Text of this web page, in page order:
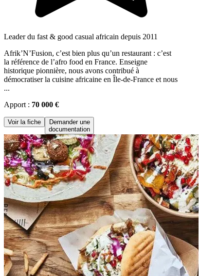
Leader du fast & good casual africain depuis 2011
Afrik’N’Fusion, c’est bien plus qu’un restaurant : c’est
la référence de l’afro food en France. Enseigne
historique pionnière, nous avons contribué à
démocratiser la cuisine africaine en Île-de-France et nous
...
Apport : 70 000 €
Voir la fiche
Demander une
documentation